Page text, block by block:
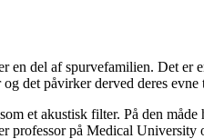
en del af spurvefamilien. Det er
det påvirker derved deres evne
et akustisk filter. På den
professor på Medical